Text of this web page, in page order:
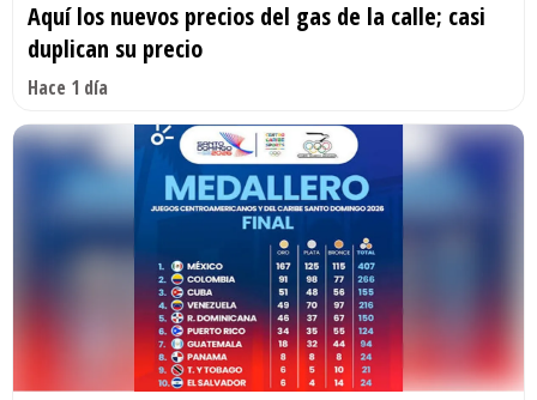
Aquí los nuevos precios del gas de la calle; casi
duplican su precio
Hace 1 día